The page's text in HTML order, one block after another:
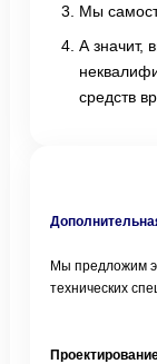
Мы
А значит,
средств
Мы предложим
технических